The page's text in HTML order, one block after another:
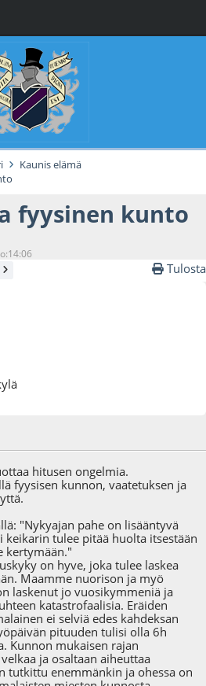
Kaunis elämä
fyysinen kunto
Tulosta
hitusen ongelmia.
fyysisen kunnon, vaatetuksen ja
"Nykyajan pahe on lisääntyvä
tulee pitää huolta itsestään
kertymään."
on hyve, joka tulee laskea
Maamme nuorison ja myö
laskenut jo vuosikymmeniä ja
katastrofaalisia. Eräiden
ei selviä edes kahdeksan
pituuden tulisi olla 6h
Kunnon mukaisen rajan
ja osaltaan aiheuttaa
tutkittu enemmänkin ja ohessa on